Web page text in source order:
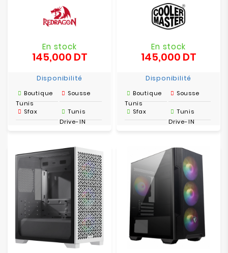
En stock
145,000 DTPrix
Disponibilité
Boutique
Tunis
Sousse
Sfax
Tunis
Drive-IN
En stock
145,000 DTPrix
Disponibilité
Boutique
Tunis
Sousse
Sfax
Tunis
Drive-IN